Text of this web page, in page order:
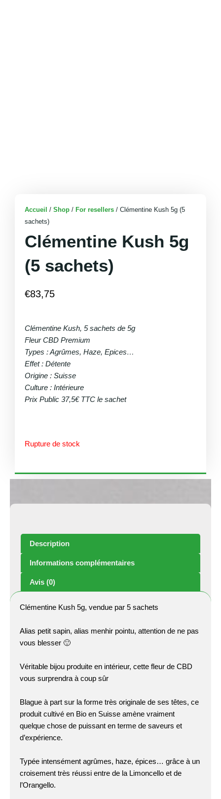
Accueil / Shop / For resellers / Clémentine Kush 5g (5
sachets)
Clémentine Kush 5g
(5 sachets)
€83,75
Clémentine Kush, 5 sachets de 5g
Fleur CBD Premium
Types : Agrûmes, Haze, Epices…
Effet : Détente
Origine : Suisse
Culture : Intérieure
Prix Public 37,5€ TTC le sachet
Rupture de stock
Description
Informations complémentaires
Avis (0)
Clémentine Kush 5g, vendue par 5 sachets
Alias petit sapin, alias menhir pointu, attention de ne pas
vous blesser 🙂
Véritable bijou produite en intérieur, cette fleur de CBD
vous surprendra à coup sûr
Blague à part sur la forme très originale de ses têtes, ce
produit cultivé en Bio en Suisse amène vraiment
quelque chose de puissant en terme de saveurs et
d’expérience.
Typée intensément agrûmes, haze, épices… grâce à un
croisement très réussi entre de la Limoncello et de
l’Orangello.